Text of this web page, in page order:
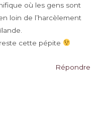
où les gens sont
loin de l’harcèlement
cette pépite
Répondre